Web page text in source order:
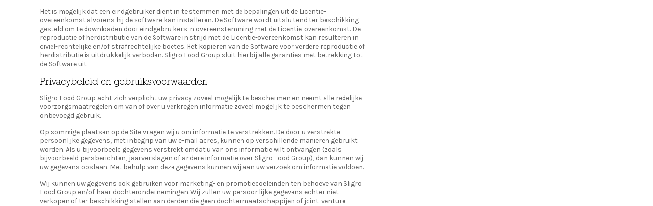
Het is mogelijk dat een eindgebruiker dient in te stemmen met de bepalingen uit de Licentie-
overeenkomst alvorens hij de software kan installeren. De Software wordt uitsluitend ter beschikking
gesteld om te downloaden door eindgebruikers in overeenstemming met de Licentie-overeenkomst. De
reproductie of herdistributie van de Software in strijd met de Licentie-overeenkomst kan resulteren in
civiel-rechtelijke en/of strafrechtelijke boetes. Het kopiëren van de Software voor verdere reproductie of
herdistributie is uitdrukkelijk verboden. Sligro Food Group sluit hierbij alle garanties met betrekking tot
de Software uit.
Privacybeleid en gebruiksvoorwaarden
Sligro Food Group acht zich verplicht uw privacy zoveel mogelijk te beschermen en neemt alle redelijke
voorzorgsmaatregelen om van of over u verkregen informatie zoveel mogelijk te beschermen tegen
onbevoegd gebruik.
Op sommige plaatsen op de Site vragen wij u om informatie te verstrekken. De door u verstrekte
persoonlijke gegevens, met inbegrip van uw e-mail adres, kunnen op verschillende manieren gebruikt
worden. Als u bijvoorbeeld gegevens verstrekt omdat u van ons informatie wilt ontvangen (zoals
bijvoorbeeld persberichten, jaarverslagen of andere informatie over Sligro Food Group), dan kunnen wij
uw gegevens opslaan. Met behulp van deze gegevens kunnen wij aan uw verzoek om informatie voldoen.
Wij kunnen uw gegevens ook gebruiken voor marketing- en promotiedoeleinden ten behoeve van Sligro
Food Group en/of haar dochterondernemingen. Wij zullen uw persoonlijke gegevens echter niet
verkopen of ter beschikking stellen aan derden die geen dochtermaatschappijen of joint-venture